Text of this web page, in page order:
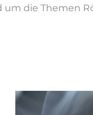
die Themen